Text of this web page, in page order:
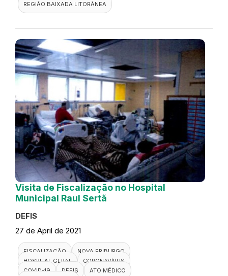
REGIÃO BAIXADA LITORÂNEA
Visita de Fiscalização no Hospital
Municipal Raul Sertã
DEFIS
27 de April de 2021
FISCALIZAÇÃO
NOVA FRIBURGO
HOSPITAL GERAL
CORONAVÍRUS
COVID-19
DEFIS
ATO MÉDICO